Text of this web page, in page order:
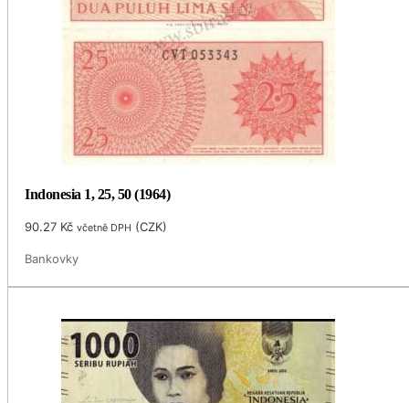
Indonesia 1, 25, 50 (1964)
90.27 Kč včetně DPH (CZK)
Bankovky